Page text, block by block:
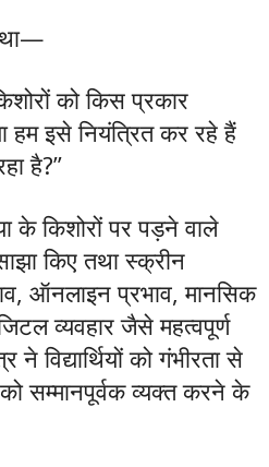
था—
को किस प्रकार
हम इसे नियंत्रित कर रहे हैं
है?”
के किशोरों पर पड़ने वाले
किए तथा स्क्रीन
ऑनलाइन प्रभाव, मानसिक
व्यवहार जैसे महत्वपूर्ण
ने विद्यार्थियों को गंभीरता से
सम्मानपूर्वक व्यक्त करने के